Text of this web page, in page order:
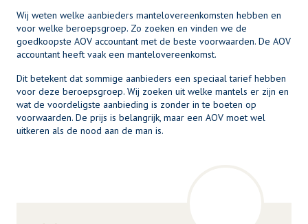
Wij weten welke aanbieders mantelovereenkomsten hebben en
voor welke beroepsgroep. Zo zoeken en vinden we de
goedkoopste AOV accountant met de beste voorwaarden. De AOV
accountant heeft vaak een mantelovereenkomst.
Dit betekent dat sommige aanbieders een speciaal tarief hebben
voor deze beroepsgroep. Wij zoeken uit welke mantels er zijn en
wat de voordeligste aanbieding is zonder in te boeten op
voorwaarden. De prijs is belangrijk, maar een AOV moet wel
uitkeren als de nood aan de man is.